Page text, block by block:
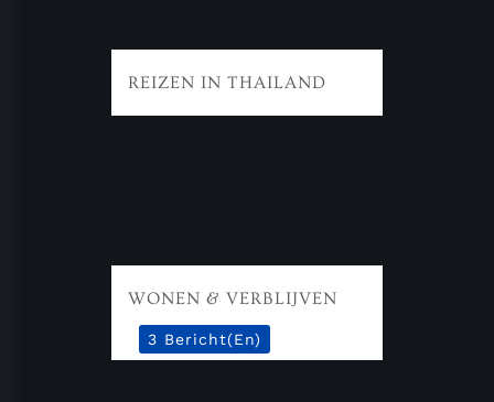
REIZEN IN THAILAND
WONEN & VERBLIJVEN
3 Bericht(en)